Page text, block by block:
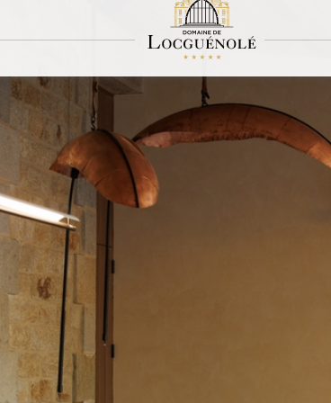
La Boutique
utilisés dans notre hôtel spa en bord de mer en Bretagne au
prolonger l’expérience détente et vous procurer les mêmes